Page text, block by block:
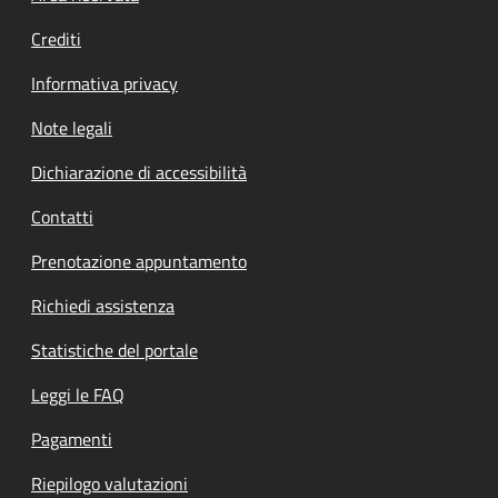
Crediti
Informativa privacy
Note legali
Dichiarazione di accessibilità
Contatti
Prenotazione appuntamento
Richiedi assistenza
Statistiche del portale
Leggi le FAQ
Pagamenti
Riepilogo valutazioni